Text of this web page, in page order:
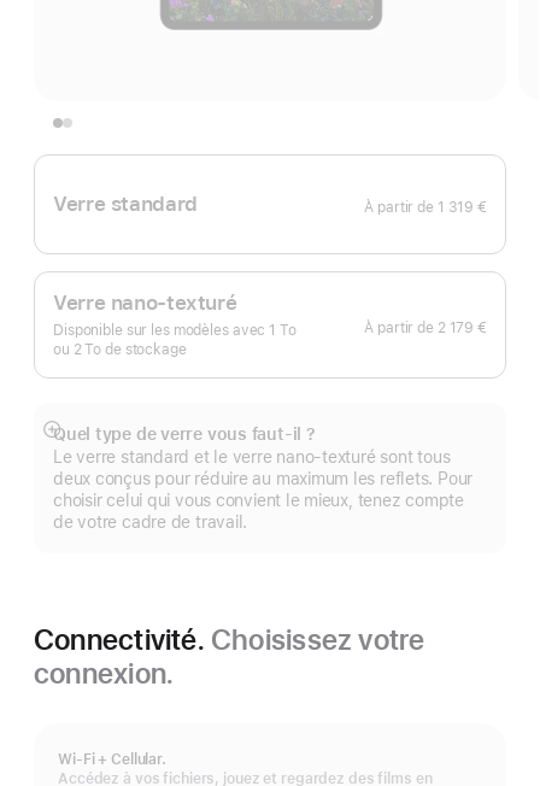
Verre standard À partir de 1 319 €
Verre nano-texturé
Disponible sur les modèles avec 1 To
ou 2 To de stockage
À partir de 2 179 €
Quel type de verre vous faut-il ?
Le verre standard et le verre nano-texturé sont tous
deux conçus pour réduire au maximum les reflets. Pour
choisir celui qui vous convient le mieux, tenez compte
de votre cadre de travail.
Afficher
plus
Connectivité. Choisissez votre
connexion.
Wi‑Fi + Cellular.
Accédez à vos fichiers, jouez et regardez des films en